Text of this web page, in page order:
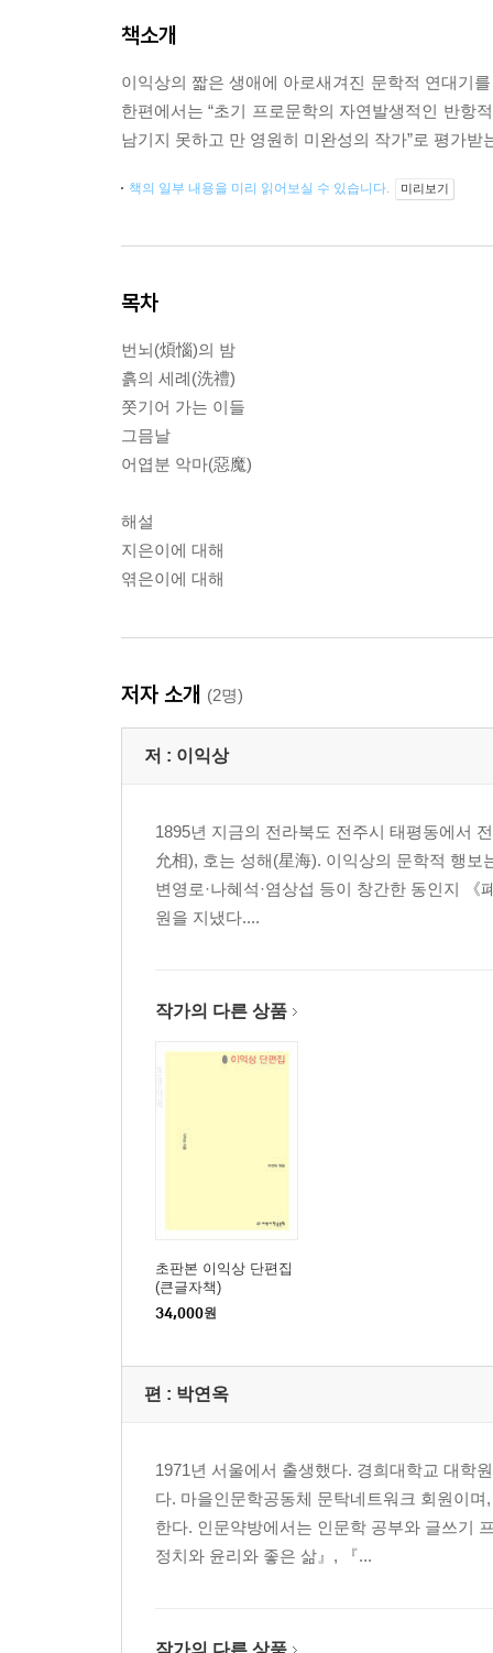
책소개
이익상의 짧은 생애에 아로새겨진 문학적 연대기
한편에서는 “초기 프로문학의 자연발생적인 반항
남기지 못하고 만 영원히 미완성의 작가”로 평가받
책의 일부 내용을 미리 읽어보실 수 있습니다. 미리보기
목차
번뇌(煩惱)의 밤
흙의 세례(洗禮)
쫏기어 가는 이들
그믐날
어엽분 악마(惡魔)
해설
지은이에 대해
엮은이에 대해
저자 소개 (2명)
저 : 이익상
1895년 지금의 전라북도 전주시 태평동에서
允相), 호는 성해(星海). 이익상의 문학적 행보
변영로·나혜석·염상섭 등이 창간한 동인지 《
원을 지냈다....
작가의 다른 상품
초판본 이익상 단편집
(큰글자책)
34,000원
편 : 박연옥
1971년 서울에서 출생했다. 경희대학교 대학
다. 마을인문학공동체 문탁네트워크 회원이
한다. 인문약방에서는 인문학 공부와 글쓰기
정치와 윤리와 좋은 삶』, 『...